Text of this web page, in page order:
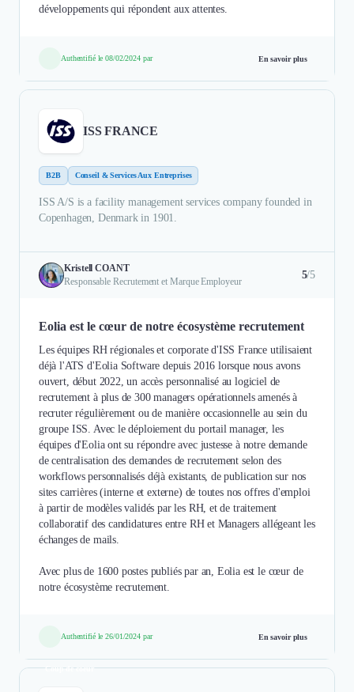
développements qui répondent aux attentes.
Authentifié le 08/02/2024 par En savoir plus
ISS FRANCE
B2B Conseil & Services Aux Entreprises
ISS A/S is a facility management services company founded in
Copenhagen, Denmark in 1901.
Kristell COANT
Responsable Recrutement et Marque Employeur
5/5
Eolia est le cœur de notre écosystème recrutement
Les équipes RH régionales et corporate d'ISS France utilisaient
déjà l'ATS d'Eolia Software depuis 2016 lorsque nous avons
ouvert, début 2022, un accès personnalisé au logiciel de
recrutement à plus de 300 managers opérationnels amenés à
recruter régulièrement ou de manière occasionnelle au sein du
groupe ISS. Avec le déploiement du portail manager, les
équipes d'Eolia ont su répondre avec justesse à notre demande
de centralisation des demandes de recrutement selon des
workflows personnalisés déjà existants, de publication sur nos
sites carrières (interne et externe) de toutes nos offres d'emploi
à partir de modèles validés par les RH, et de traitement
collaboratif des candidatures entre RH et Managers allégeant les
échanges de mails.
Avec plus de 1600 postes publiés par an, Eolia est le cœur de
notre écosystème recrutement.
Authentifié le 26/01/2024 par En savoir plus
Coup de coeur